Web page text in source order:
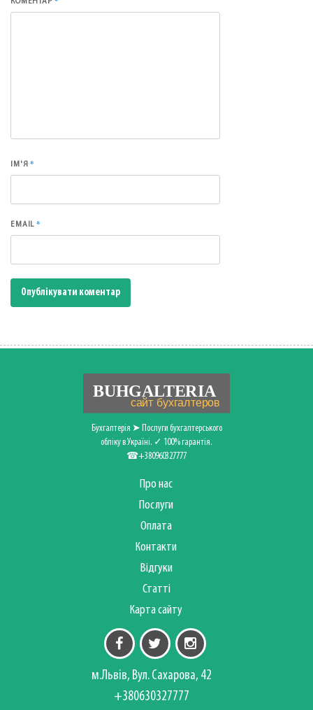
КОМЕНТАР
ІМ'Я*
EMAIL*
Бухгалтерія ➤ Послуги бухгалтерського
обліку в Україні. ✓ 100% гарантія.
☎+380960327777
Про нас
Послуги
Оплата
Контакти
Відгуки
Статті
Карта сайту
м.Львів, Вул. Сахарова, 42
+380630327777